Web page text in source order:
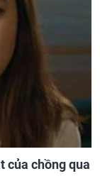
của chồng qua